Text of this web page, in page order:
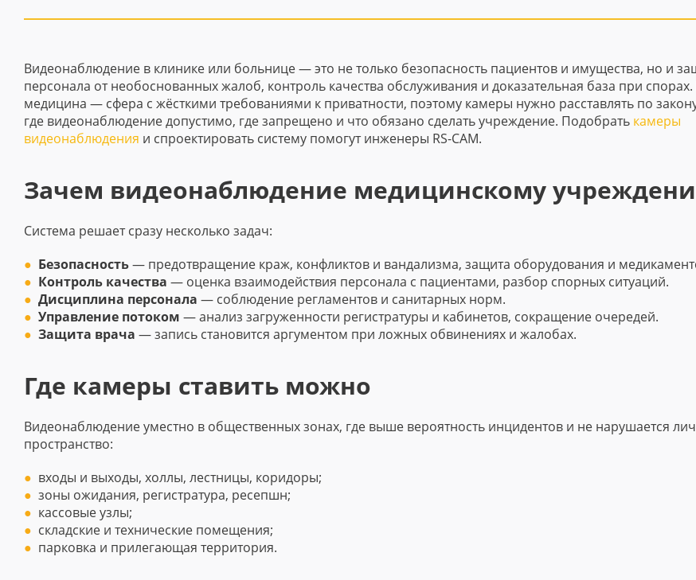
Видеонаблюдение в клинике или больнице — это не только безопасность пациентов и имущества, но и
персонала от необоснованных жалоб, контроль качества обслуживания и доказательная база при
медицина — сфера с жёсткими требованиями к приватности, поэтому камеры нужно расставлять по
где видеонаблюдение допустимо, где запрещено и что обязано сделать учреждение. Подобрать камеры
видеонаблюдения и спроектировать систему помогут инженеры RS-CAM.
Зачем видеонаблюдение медицинскому
Система решает сразу несколько задач:
Безопасность— предотвращение краж, конфликтов и вандализма, защита оборудования и
Контроль качества — оценка взаимодействия персонала с пациентами, разбор спорных ситуаций.
Дисциплина персонала — соблюдение регламентов и санитарных норм.
Управление потоком — анализ загруженности регистратуры и кабинетов, сокращение очередей.
Защита врача — запись становится аргументом при ложных обвинениях и жалобах.
Где камеры ставить можно
Видеонаблюдение уместно в общественных зонах, где выше вероятность инцидентов и не нарушается
пространство:
входы и выходы, холлы, лестницы, коридоры;
зоны ожидания, регистратура, ресепшн;
кассовые узлы;
складские и технические помещения;
парковка и прилегающая территория.